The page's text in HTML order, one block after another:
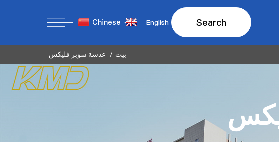
Search
English
Chinese
بيت عدسة سوبر فليكس